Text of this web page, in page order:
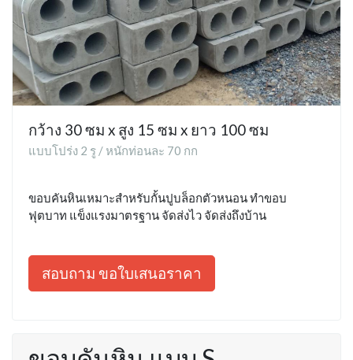
กว้าง 30 ซม x สูง 15 ซม x ยาว 100 ซม
แบบโปร่ง 2 รู / หนักท่อนละ 70 กก
ขอบคันหินเหมาะสำหรับกั้นปูบล็อกตัวหนอน ทำขอบ
ฟุตบาท แข็งแรงมาตรฐาน จัดส่งไว จัดส่งถึงบ้าน
สอบถาม ขอใบเสนอราคา